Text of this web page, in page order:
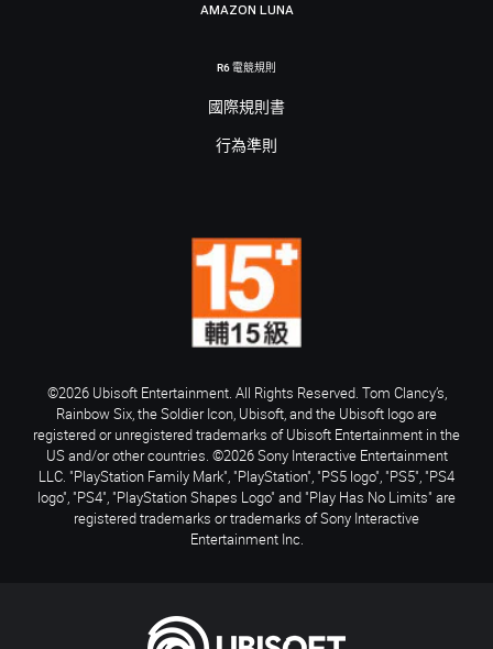
AMAZON LUNA
R6 電競規則
國際規則書
行為準則
©2026 Ubisoft Entertainment. All Rights Reserved. Tom Clancy’s,
Rainbow Six, the Soldier Icon, Ubisoft, and the Ubisoft logo are
registered or unregistered trademarks of Ubisoft Entertainment in the
US and/or other countries. ©2026 Sony Interactive Entertainment
LLC. "PlayStation Family Mark", "PlayStation", "PS5 logo", "PS5", "PS4
logo", "PS4", "PlayStation Shapes Logo" and "Play Has No Limits" are
registered trademarks or trademarks of Sony Interactive
Entertainment Inc.